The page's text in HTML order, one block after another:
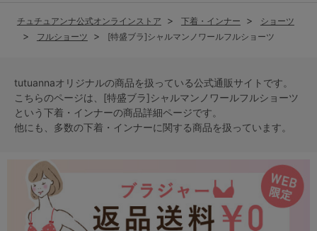
チュチュアンナ公式オンラインストア 下着・インナー
ショーツ
フルショーツ
[特盛ブラ]シャルマンノワールフルショーツ
tutuannaオリジナルの商品を扱っている公式通販サイトです。
こちらのページは、[特盛ブラ]シャルマンノワールフルショーツ
という下着・インナーの商品詳細ページです。
他にも、多数の下着・インナーに関する商品を扱っています。